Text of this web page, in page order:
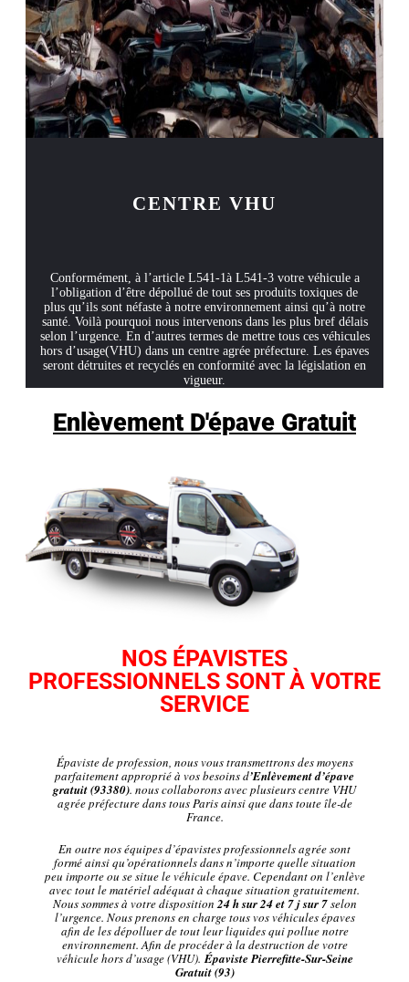
CENTRE VHU
Conformément, à l’article L541-1à L541-3 votre véhicule a
l’obligation d’être dépollué de tout ses produits toxiques de
plus qu’ils sont néfaste à notre environnement ainsi qu’à notre
santé. Voilà pourquoi nous intervenons dans les plus bref délais
selon l’urgence. En d’autres termes de mettre tous ces véhicules
hors d’usage(VHU) dans un centre agrée préfecture. Les épaves
seront détruites et recyclés en conformité avec la législation en
vigueur.
Enlèvement D'épave Gratuit
NOS ÉPAVISTES
PROFESSIONNELS SONT À VOTRE
SERVICE
Épaviste de profession, nous vous transmettrons des moyens
parfaitement approprié à vos besoins d’Enlèvement d’épave
gratuit (93380). nous collaborons avec plusieurs centre VHU
agrée préfecture dans tous Paris ainsi que dans toute île-de
France.
En outre nos équipes d’épavistes professionnels agrée sont
formé ainsi qu’opérationnels dans n’importe quelle situation
peu importe ou se situe le véhicule épave. Cependant on l’enlève
avec tout le matériel adéquat à chaque situation gratuitement.
Nous sommes à votre disposition24 h sur 24 et 7 j sur 7selon
l’urgence. Nous prenons en charge tous vos véhicules épaves
afin de les dépolluer de tout leur liquides qui pollue notre
environnement. Afin de procéder à la destruction de votre
véhicule hors d’usage (VHU).Épaviste Pierrefitte-Sur-Seine
Gratuit (93)